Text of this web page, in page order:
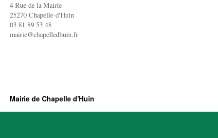
4 Rue de la Mairie
25270 Chapelle-d'Huin
03 81 89 53 48
mairie@chapelledhuin.fr
Mairie de Chapelle d'Huin